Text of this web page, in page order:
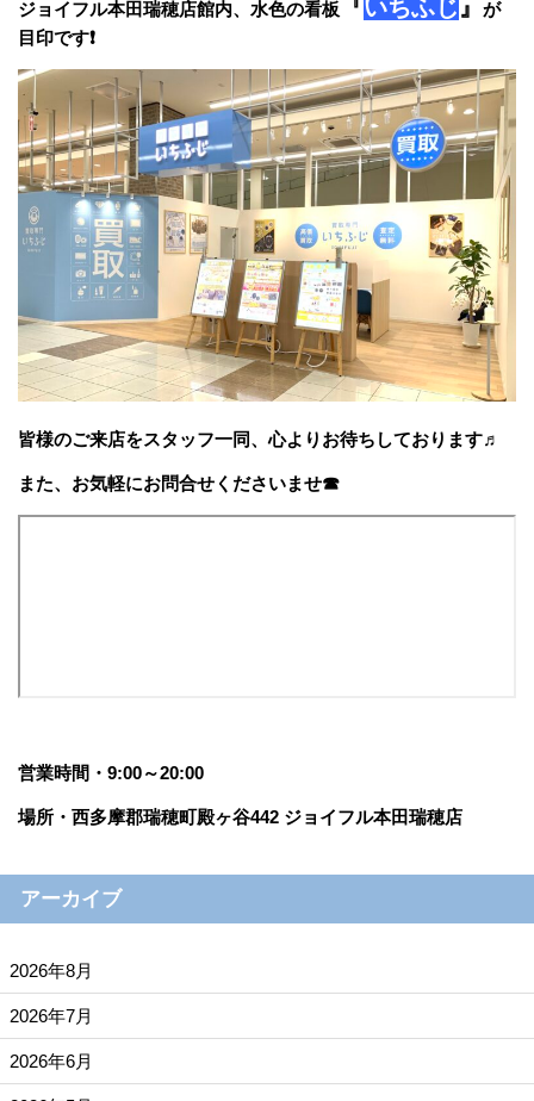
ジョイフル本田瑞穂店館内、水色の看板 『いちふじ』
が
目印です❗
皆様のご来店をスタッフ一同、心よりお待ちしております♬
また、お気軽にお問合せくださいませ☎
営業時間・9:00～20:00
場所・西多摩郡瑞穂町殿ヶ谷442 ジョイフル本田瑞穂店
アーカイブ
2026年8月
2026年7月
2026年6月